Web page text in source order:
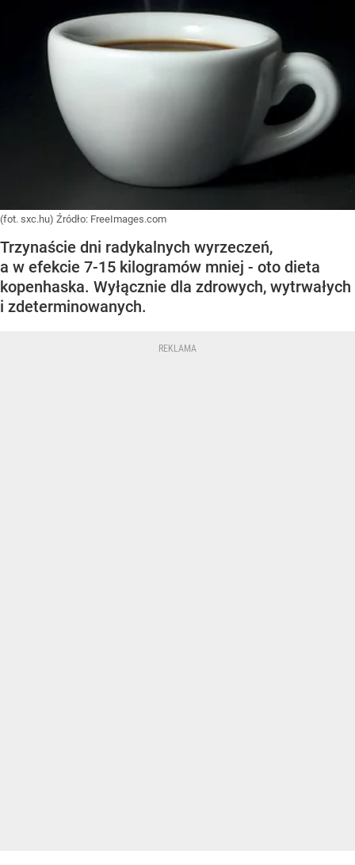
(fot. sxc.hu) Źródło: FreeImages.com
Trzynaście dni radykalnych wyrzeczeń,
a w efekcie 7-15 kilogramów mniej - oto dieta
kopenhaska. Wyłącznie dla zdrowych, wytrwałych
i zdeterminowanych.